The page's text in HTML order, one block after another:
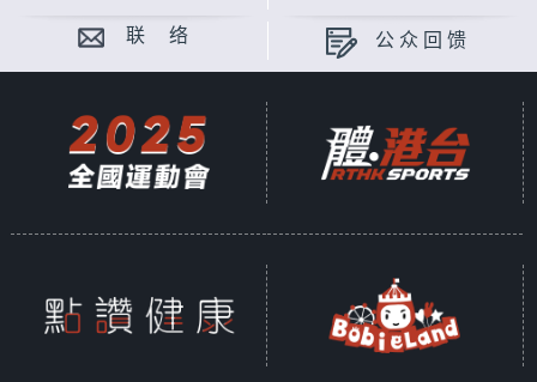
联 络 公众回馈